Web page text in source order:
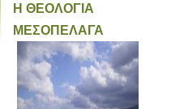
Η ΘΕΟΛΟΓΙΑ
ΜΕΣΟΠΕΛΑΓΑ